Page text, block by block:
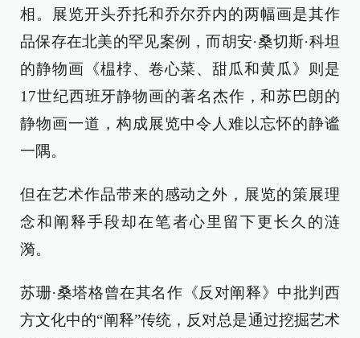
相。展览开头乔托和乔尔乔内的两幅画是其作
品保存在北美的罕见案例，而胡安·桑切斯·科坦
的静物画《榅桲、卷心菜、甜瓜和黄瓜》则是
17世纪西班牙静物画的著名杰作，和苏巴朗的
静物画一道，构成展览中令人难以忘怀的静谧
一隅。
但在艺术作品带来的感动之外，展览的策展理
念和阐释手段却在笔者心里留下更长久的涟
漪。
苏珊·桑塔格曾在其名作《反对阐释》中批判西
方文化中的“阐释”传统，反对总是通过挖掘艺术